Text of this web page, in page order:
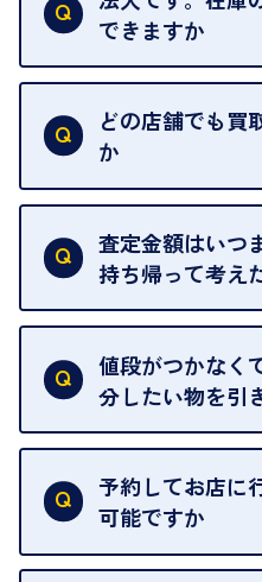
できますか
はい。喜んで承りま
い。
ご指定の場所にお伺い
どの店舗でも買
か
はい。全店舗一律で
ただし、中古市場は
によって査定額が変
査定金額はいつ
持ち帰って考え
査定額は当日限り有
中古市場が日々変動
わることがございま
値段がつかなく
分したい物を引
再販不可能な物は、
がございます。ご了
予約してお店に
可能ですか
申し訳ありませんが